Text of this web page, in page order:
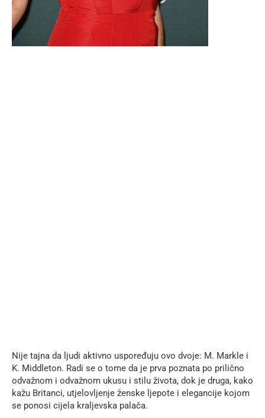
Nije tajna da ljudi aktivno uspoređuju ovo dvoje: M. Markle i
K. Middleton. Radi se o tome da je prva poznata po prilično
odvažnom i odvažnom ukusu i stilu života, dok je druga, kako
kažu Britanci, utjelovljenje ženske ljepote i elegancije kojom
se ponosi cijela kraljevska palača.